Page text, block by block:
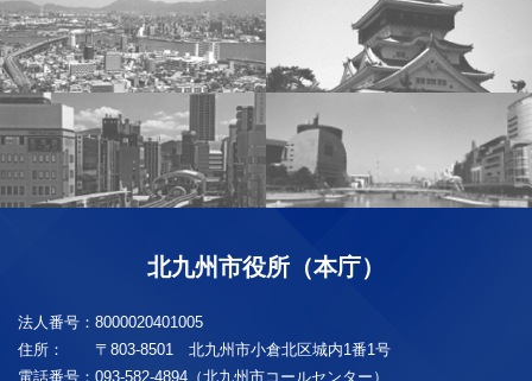
北九州市役所（本庁）
法人番号： 8000020401005
住所：
〒803-8501 北九州市小倉北区城内1番1号
電話番号： 093-582-4894（北九州市コールセンター）